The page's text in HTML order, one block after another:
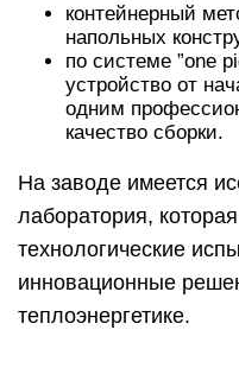
контейнерный
напольных
по системе ”one
устройство от
одним
качество сборки.
На заводе имеется
лаборатория,
технологические
инновационные
теплоэнергетике.